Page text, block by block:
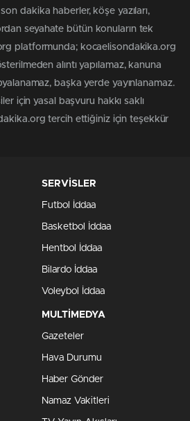
dakika haberler, köşe yazıları,
seyahate bütün konuların tek
platformunda; kocaelisondakika.org
alıntı yapılamaz, kanuna
başka yerde yayınlanamaz.
için yasal başvuru hakkı saklı
tercih ettiğiniz için teşekkür
SERVİSLER
Futbol İddaa
Basketbol İddaa
Hentbol İddaa
Bilardo İddaa
Voleybol İddaa
MULTİMEDYA
Gazeteler
Hava Durumu
Haber Gönder
Namaz Vakitleri